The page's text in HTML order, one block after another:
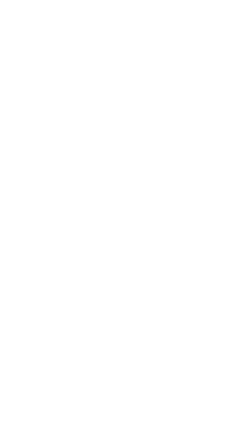
Event: Deutschland – Spanien
Event: For King & Country
Event: Hazel Brugger